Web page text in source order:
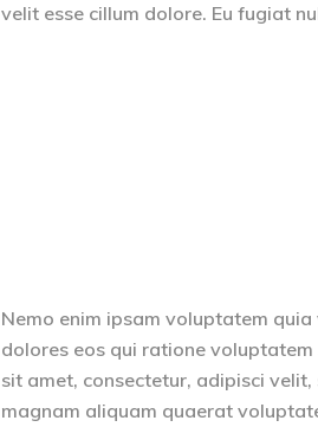
velit esse cillum dolore. Eu fugiat
Nemo enim ipsam voluptatem
dolores eos qui ratione
sit amet, consectetur, adipisci
magnam aliquam quaerat